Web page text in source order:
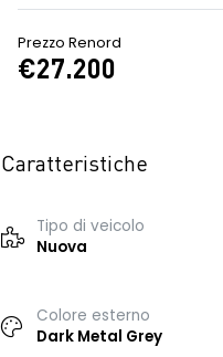
Prezzo Renord
€27.200
Caratteristiche
Tipo di veicolo
Nuova
Colore esterno
Dark Metal Grey